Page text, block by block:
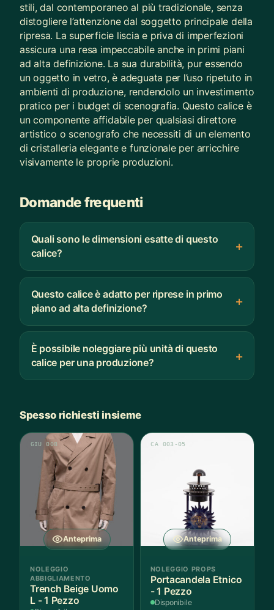
stili, dal contemporaneo al più tradizionale, senza
distogliere l’attenzione dal soggetto principale della
ripresa. La superficie liscia e priva di imperfezioni
assicura una resa impeccabile anche in primi piani
ad alta definizione. La sua durabilità, pur essendo
un oggetto in vetro, è adeguata per l’uso ripetuto in
ambienti di produzione, rendendolo un investimento
pratico per i budget di scenografia. Questo calice è
un componente affidabile per qualsiasi direttore
artistico o scenografo che necessiti di un elemento
di cristalleria elegante e funzionale per arricchire
visivamente le proprie produzioni.
Domande frequenti
Quali sono le dimensioni esatte di questo
calice?
Questo calice è adatto per riprese in primo
piano ad alta definizione?
È possibile noleggiare più unità di questo
calice per una produzione?
Spesso richiesti insieme
Anteprima
GIU 008
NOLEGGIO
ABBIGLIAMENTO
Trench Beige Uomo
L - 1 Pezzo
Anteprima
CA 003-05
NOLEGGIO PROPS
Portacandela Etnico
- 1 Pezzo
Disponibile